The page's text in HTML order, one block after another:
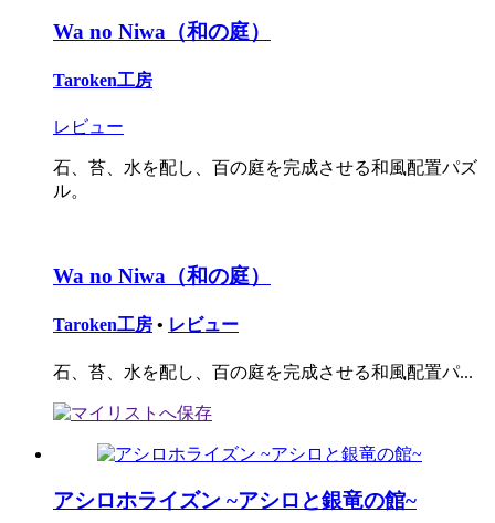
Wa no Niwa（和の庭）
Taroken工房
レビュー
石、苔、水を配し、百の庭を完成させる和風配置パズ
ル。
Wa no Niwa（和の庭）
Taroken工房 • レビュー
石、苔、水を配し、百の庭を完成させる和風配置パ...
アシロホライズン ~アシロと銀竜の館~